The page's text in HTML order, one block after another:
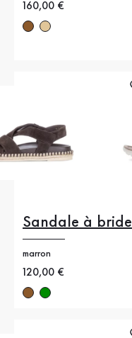
Nouveau prix
160,00 €
Sandale à bride
marron
Nouveau prix
120,00 €